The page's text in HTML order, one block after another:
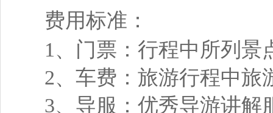
费用标准：
1、门票：行程中所列景
2、车费：旅游行程中旅
3、导服：优秀导游讲解